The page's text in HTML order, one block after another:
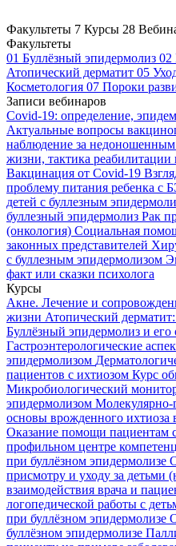
Факультеты 7 Курсы 28
Факультеты
01 Буллёзный эпидермолиз 02
Атопический дерматит 05
Косметология 07 Пороки
Записи вебинаров
Covid-19: определение,
Актуальные вопросы
наблюдение за
жизни, тактика
Вакцинация от Covid-19
проблему питания ребенка с
детей с буллезным
буллезный эпидермолиз Рак
(онкология) Социальная
законных представителей
с буллезным эпидермолизом
факт или сказки психолога
Курсы
Акне. Лечение и
жизни Атопический
Буллёзный эпидермолиз и его
Гастроэнтерологические
эпидермолизом
пациентов с ихтиозом Курс
Микробиологический
эпидермолизом Молекулярно-
основы врожденного ихтиоза
Оказание помощи пациентам
профильном центре
при буллёзном эпидермолизе
присмотру и уходу за детьми
взаимодействия врача и
логопедической работы с
при буллёзном эпидермолизе
буллёзном эпидермолизе